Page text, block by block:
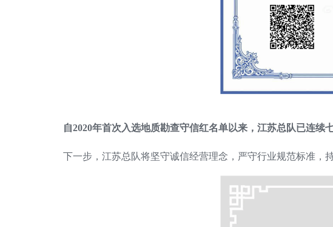
自2020年首次入选地质勘查守信红名单以来，江苏总队已连续
下一步，江苏总队将坚守诚信经营理念，严守行业规范标准，